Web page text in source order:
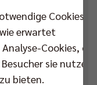
Cookies,
erwartet
Cookies, die
sie nutzen,
bieten.